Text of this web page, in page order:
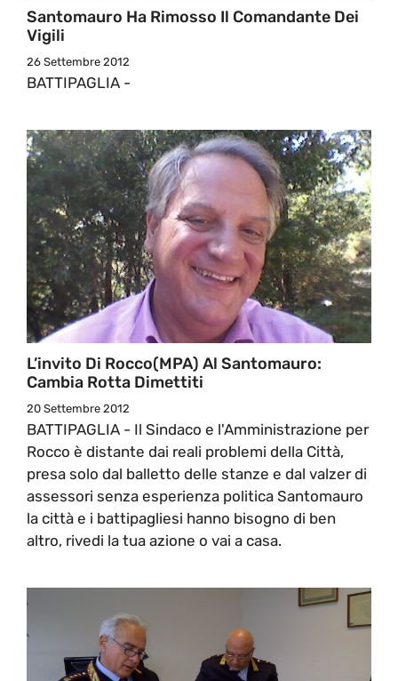
Santomauro Ha Rimosso Il Comandante Dei
Vigili
26 Settembre 2012
BATTIPAGLIA -
L’invito Di Rocco(MPA) Al Santomauro:
Cambia Rotta Dimettiti
20 Settembre 2012
BATTIPAGLIA - Il Sindaco e l'Amministrazione per
Rocco è distante dai reali problemi della Città,
presa solo dal balletto delle stanze e dal valzer di
assessori senza esperienza politica Santomauro
la città e i battipagliesi hanno bisogno di ben
altro, rivedi la tua azione o vai a casa.